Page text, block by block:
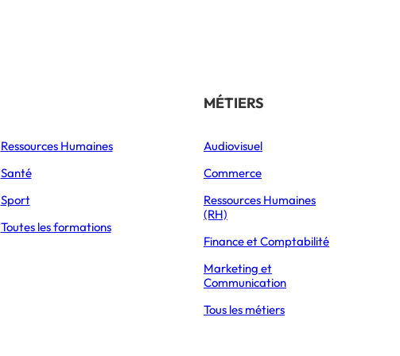
L’Express Éducation
Masters
THÉMATIQUES
Orientation
Vie étudiante
Formations
Partir à l’étranger
Ressources Humaines
Santé
Sport
Toutes les formations
MÉTIERS
Audiovisuel
Commerce
Ressources Humaines
(RH)
Finance et Comptabilité
Marketing et
Communication
Tous les métiers
NOMINATION : DELPHINE MANCEAU REPREND LA PRÉSIDENCE DE LA CONFÉRENCE DES GRANDES ÉCOLES